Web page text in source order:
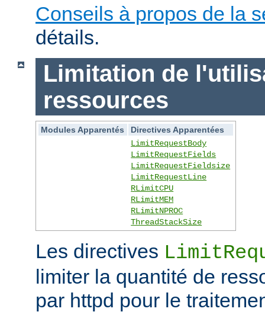
Conseils à propos de la
détails.
Limitation de
ressources
Modules Apparentés
Directives Apparentées
LimitRequestBody
LimitRequestFields
LimitRequestFieldsize
LimitRequestLine
RLimitCPU
RLimitMEM
RLimitNPROC
ThreadStackSize
Les directives
limiter la quantité de
par httpd pour le